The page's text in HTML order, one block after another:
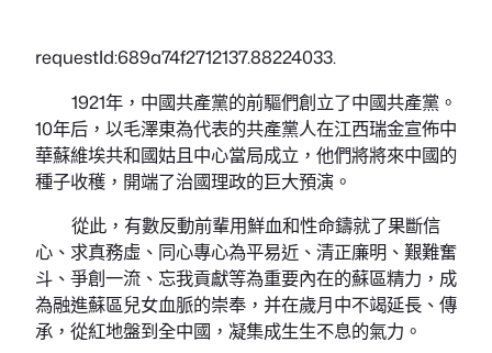
requestId:689a74f2712137.88224033.
1921年，中國共產黨的前驅們創立了中國共產黨。
10年后，以毛澤東為代表的共產黨人在江西瑞金宣佈中
華蘇維埃共和國姑且中心當局成立，他們將將來中國的
種子收穫，開端了治國理政的巨大預演。
從此，有數反動前輩用鮮血和性命鑄就了果斷信
心、求真務虛、同心專心為平易近、清正廉明、艱難奮
斗、爭創一流、忘我貢獻等為重要內在的蘇區精力，成
為融進蘇區兒女血脈的崇奉，并在歲月中不竭延長、傳
承，從紅地盤到全中國，凝集成生生不息的氣力。